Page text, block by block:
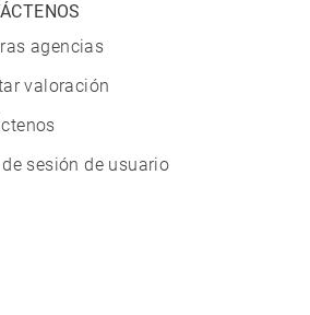
agencias
valoración
sesión de usuario